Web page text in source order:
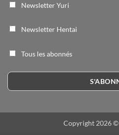
Newsletter Yuri
Newsletter Hentai
Tous les abonnés
Copyright 2026 ©